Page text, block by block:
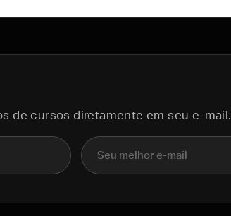
de cursos diretamente em seu e-mail.
E-mail